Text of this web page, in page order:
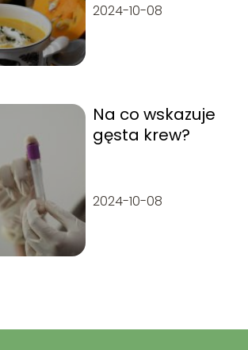
2024-10-08
Na co wskazuje
gęsta krew?
2024-10-08